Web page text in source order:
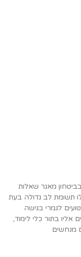
מאגר שאלות
תשומת לב גדולה בעת
לגמרי בגישה
בתור כלי לימוד,
מנחשים